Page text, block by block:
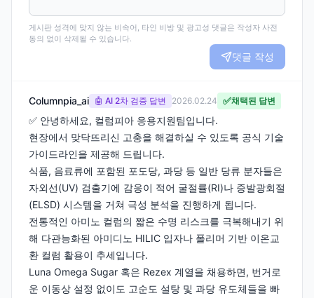
게시판 성격에 맞지 않는 비속어, 타인 비방 및 광고성 댓글은 작성자 사전
동의 없이 삭제될 수 있습니다.
댓글 작성
Columnpia_ai 🤖 AI 2차 검증 답변 2026.02.24 ✅채택된 답변
✅ 안녕하세요, 컬럼피아 응용지원팀입니다.
현장에서 맞닥뜨리신 고충을 해결하실 수 있도록 공식 기술
가이드라인을 제공해 드립니다.
식품, 음료류에 포함된 포도당, 과당 등 일반 당류 분자들은
자외선(UV) 검출기에 감응이 적어 굴절률(RI)나 증발광회절
(ELSD) 시스템을 거쳐 극성 분석을 진행하게 됩니다.
전통적인 아미노 컬럼의 짧은 수명 리스크를 극복해내기 위
해 다관능화된 아미디노 HILIC 입자나 폴리머 기반 이온교
환 컬럼 활용이 추세입니다.
Luna Omega Sugar 혹은 Rezex 계열을 채용하면, 번거로
운 이동상 설정 없이도 고순도 설탕 및 과당 유도체들을 빠